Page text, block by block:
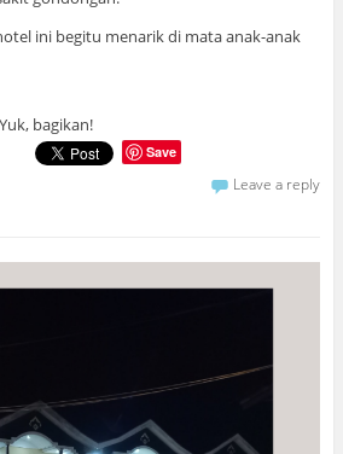
ini begitu menarik di mata anak-anak
bagikan!
Save
Leave a reply